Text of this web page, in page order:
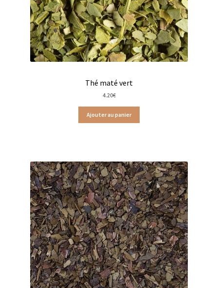
Tisanes glacées en vrac
Tisanes santé & bien être
Tisanes simples
Tisanes aux plantes en vrac
Tisanes aux plantes Provence d’Antan
Tisanes bios en bouteille et boîte métal
Tisanes bios en sachets
Tisanes bios Laboratoire Romon Nature
Tisanes fruitées Laboratoire Romon Nature
Tisanes santé & bien être Laboratoire Romon Nature
Thé maté vert
4.20€
Ajouter au panier